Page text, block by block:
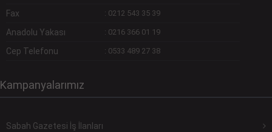
Fax : 0212 543 35 39
Anadolu Yakası : 0216 366 01 19
Cep Telefonu : 0533 489 27 38
Kampanyalarımız
Sabah Gazetesi İş İlanları